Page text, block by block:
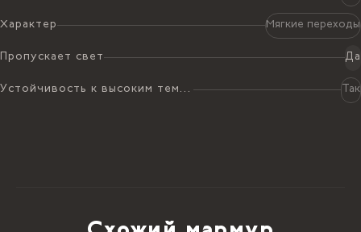
Характер Мягкие переходы
Пропускает свет Да
Устойчивость к высоким температурам Так